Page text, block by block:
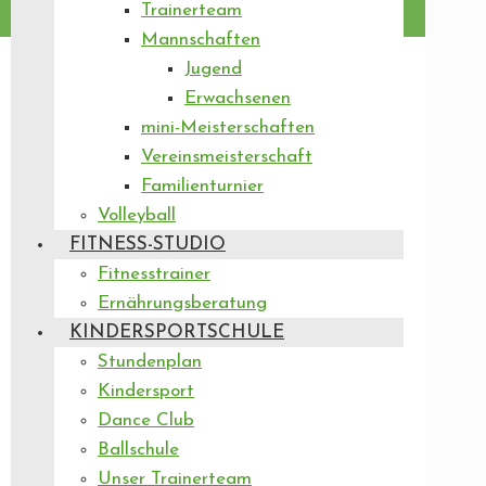
Trainerteam
Mannschaften
Jugend
Erwachsenen
mini-Meisterschaften
Vereinsmeisterschaft
Familienturnier
Volleyball
FITNESS-STUDIO
Fitnesstrainer
Ernährungsberatung
KINDERSPORTSCHULE
Stundenplan
Kindersport
Dance Club
Ballschule
Unser Trainerteam